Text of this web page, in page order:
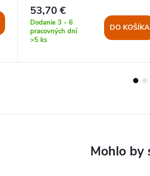
53,70 €
Dodanie 3 - 6
pracovných dní
>5 ks
DO KOŠÍKA